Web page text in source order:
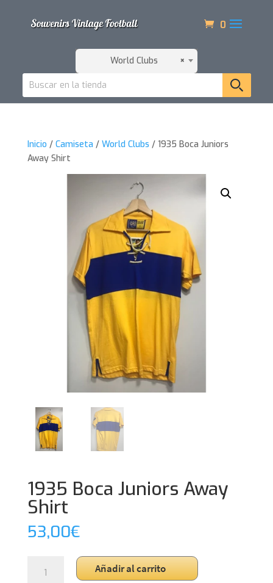
0
×
World Clubs
Inicio / Camiseta / World Clubs / 1935 Boca Juniors
Away Shirt
1935 Boca Juniors Away
Shirt
53,00€
Boca
Añadir al carrito